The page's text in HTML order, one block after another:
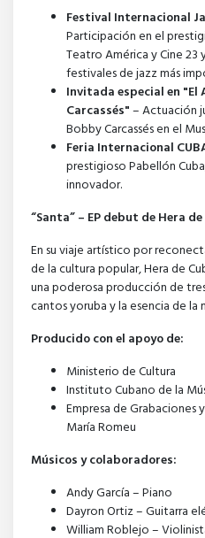
Festival Internacional
Participación en el
Teatro América y Cine 23
festivales de jazz más
Invitada especial en
Carcassés"– Actuación
Bobby Carcassés en el
Feria Internacional
prestigioso Pabellón
innovador.
“Santa” – EP debut de Hera
En su viaje artístico por
de la cultura popular, Hera de
una poderosa producción de
cantos yoruba y la esencia de la
Producido con el apoyo de:
Ministerio de Cultura
Instituto Cubano de la
Empresa de Grabaciones
María Romeu
Músicos y colaboradores:
Andy García – Piano
Dayron Ortiz – Guitarra
William Roblejo –